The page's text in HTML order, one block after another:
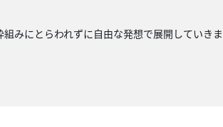
みにとらわれずに自由な発想で展開していきま